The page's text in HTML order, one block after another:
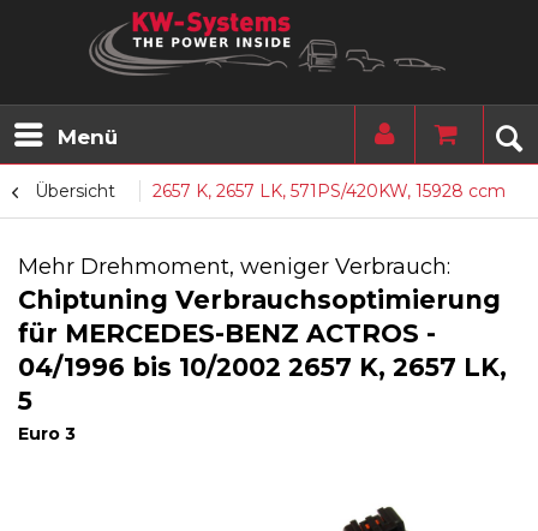
Menü
Übersicht 2657 K, 2657 LK, 571PS/420KW, 15928 ccm
Mehr Drehmoment, weniger Verbrauch:
Chiptuning Verbrauchsoptimierung
für MERCEDES-BENZ ACTROS -
04/1996 bis 10/2002 2657 K, 2657 LK,
5
Euro 3